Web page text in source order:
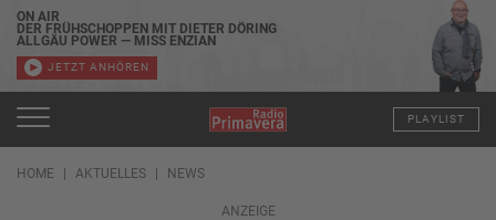
ON AIR
DER FRÜHSCHOPPEN MIT DIETER DÖRING
ALLGÄU POWER — MISS ENZIAN
JETZT ANHÖREN
PLAYLIST
HOME AKTUELLES NEWS
ANZEIGE